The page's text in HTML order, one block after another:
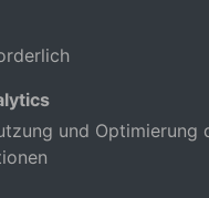
und Optimierung